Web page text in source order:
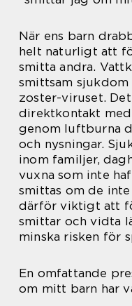
När ens barn
helt naturligt att
smitta andra.
smittsam sjukdom
zoster-viruset.
direktkontakt
genom luftburna
och nysningar.
inom familjer,
vuxna som inte
smittas om de
därför viktigt att
smittar och vidta
minska risken för
En omfattande
om mitt barn har